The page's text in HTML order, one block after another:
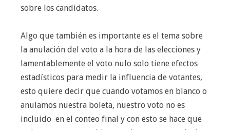
sobre los candidatos.
Algo que también es importante es el tema sobre
la anulación del voto a la hora de las elecciones y
lamentablemente el voto nulo solo tiene efectos
estadísticos para medir la influencia de votantes,
esto quiere decir que cuando votamos en blanco o
anulamos nuestra boleta, nuestro voto no es
incluido en el conteo final y con esto se hace que